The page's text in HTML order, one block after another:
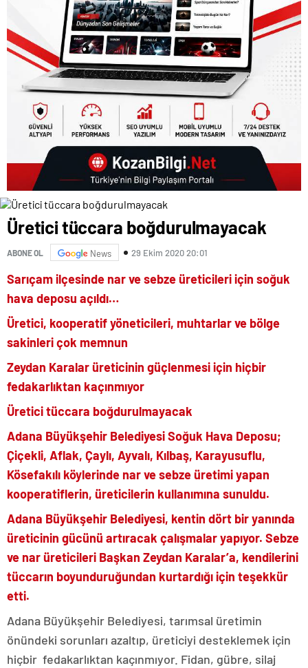
Üretici tüccara boğdurulmayacak
ABONE OL News 29 Ekim 2020 20:01
Sarıçam ilçesinde nar ve sebze üreticileri için soğuk
hava deposu açıldı…
Üretici, kooperatif yöneticileri, muhtarlar ve bölge
sakinleri çok memnun
Zeydan Karalar üreticinin güçlenmesi için hiçbir
fedakarlıktan kaçınmıyor
Üretici tüccara boğdurulmayacak
Adana Büyükşehir Belediyesi Soğuk Hava Deposu;
Çiçekli, Aflak, Çaylı, Ayvalı, Kılbaş, Karayusuflu,
Kösefakılı köylerinde nar ve sebze üretimi yapan
kooperatiflerin, üreticilerin kullanımına sunuldu.
Adana Büyükşehir Belediyesi, kentin dört bir yanında
üreticinin gücünü artıracak çalışmalar yapıyor. Sebze
ve nar üreticileri Başkan Zeydan Karalar’a, kendilerini
tüccarın boyunduruğundan kurtardığı için teşekkür
etti.
Adana Büyükşehir Belediyesi, tarımsal üretimin
önündeki sorunları azaltıp, üreticiyi desteklemek için
hiçbir fedakarlıktan kaçınmıyor. Fidan, gübre, silaj